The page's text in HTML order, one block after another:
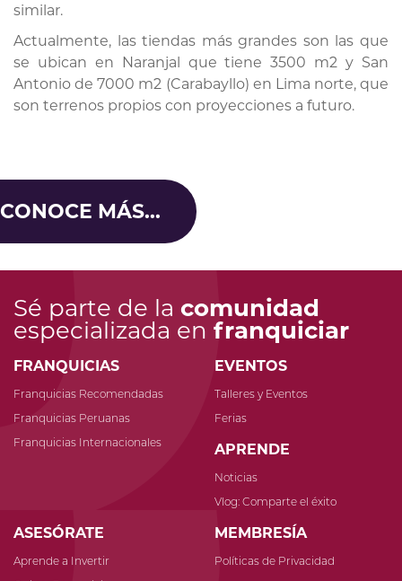
similar.
Actualmente, las tiendas más grandes son las que
se ubican en Naranjal que tiene 3500 m2 y San
Antonio de 7000 m2 (Carabayllo) en Lima norte, que
son terrenos propios con proyecciones a futuro.
CONOCE MÁS...
Sé parte de la comunidad
especializada en franquiciar
FRANQUICIAS
Franquicias Recomendadas
Franquicias Peruanas
Franquicias Internacionales
EVENTOS
Talleres y Eventos
Ferias
APRENDE
Noticias
Vlog: Comparte el éxito
ASESÓRATE
Aprende a Invertir
MEMBRESÍA
Políticas de Privacidad